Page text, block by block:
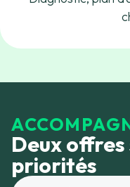
Deux offres
priorités